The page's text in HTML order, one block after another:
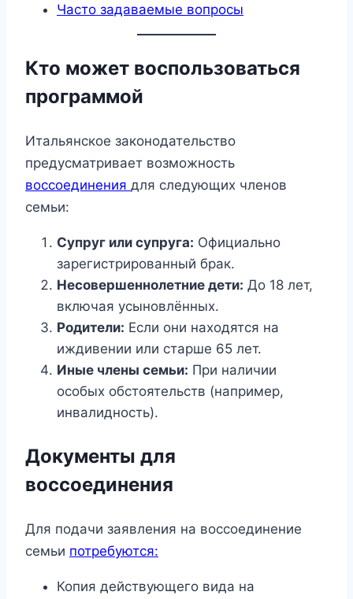
Часто задаваемые вопросы
Кто может воспользоваться
программой
Итальянское законодательство
предусматривает возможность
воссоединения для следующих членов
семьи:
Супруг или супруга: Официально
зарегистрированный брак.
Несовершеннолетние дети: До 18 лет,
включая усыновлённых.
Родители: Если они находятся на
иждивении или старше 65 лет.
Иные члены семьи: При наличии
особых обстоятельств (например,
инвалидность).
Документы для
воссоединения
Для подачи заявления на воссоединение
семьи потребуются:
Копия действующего вида на